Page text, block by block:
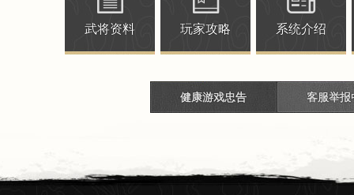
武将资料 玩家攻略 系统介绍
健康游戏忠告 客服举报